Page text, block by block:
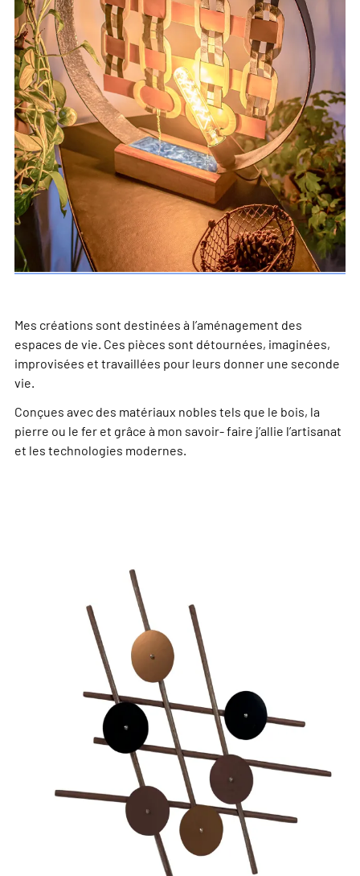
Mes créations sont destinées à l’aménagement des
espaces de vie. Ces pièces sont détournées, imaginées,
improvisées et travaillées pour leurs donner une seconde
vie.
Conçues avec des matériaux nobles tels que le bois, la
pierre ou le fer et grâce à mon savoir- faire j’allie l’artisanat
et les technologies modernes.